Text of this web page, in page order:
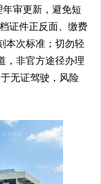
审更新，避免短
证件正反面、缴费
本次标准；切勿轻
，非官方途径办理
无证驾驶，风险